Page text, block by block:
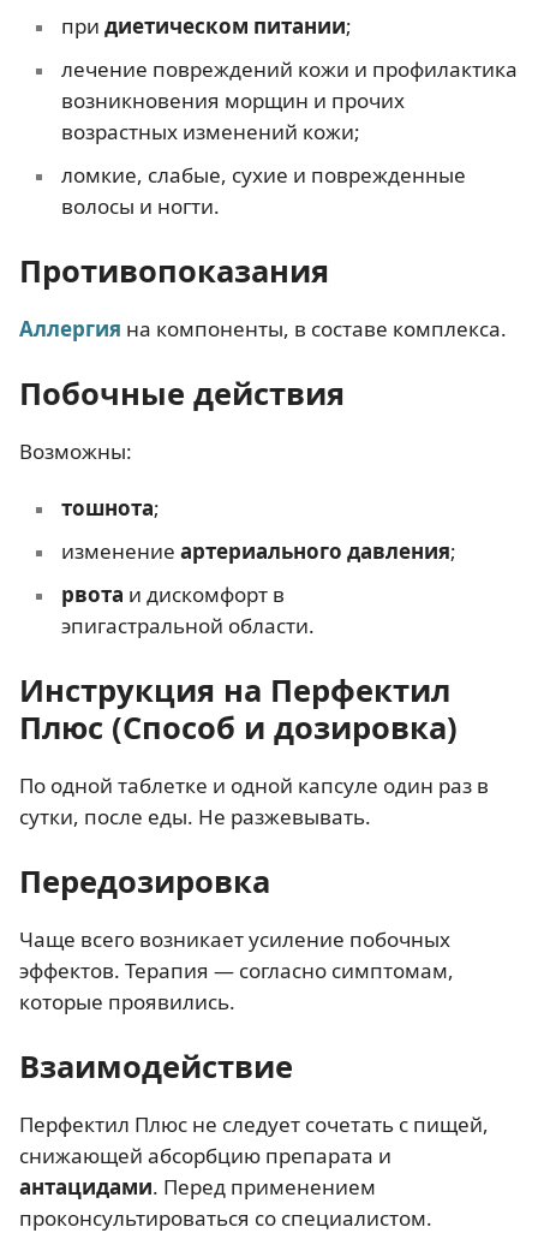
при диетическом питании;
лечение повреждений кожи и профилактика
возникновения морщин и прочих
возрастных изменений кожи;
ломкие, слабые, сухие и поврежденные
волосы и ногти.
Противопоказания
Аллергия на компоненты, в составе комплекса.
Побочные действия
Возможны:
тошнота;
изменение артериального давления;
рвота и дискомфорт в
эпигастральной области.
Инструкция на Перфектил
Плюс (Способ и дозировка)
По одной таблетке и одной капсуле один раз в
сутки, после еды. Не разжевывать.
Передозировка
Чаще всего возникает усиление побочных
эффектов. Терапия — согласно симптомам,
которые проявились.
Взаимодействие
Перфектил Плюс не следует сочетать с пищей,
снижающей абсорбцию препарата и
антацидами. Перед применением
проконсультироваться со специалистом.